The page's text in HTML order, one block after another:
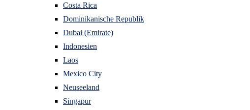
Costa Rica
Dominikanische Republik
Dubai (Emirate)
Indonesien
Laos
Mexico City
Neuseeland
Singapur